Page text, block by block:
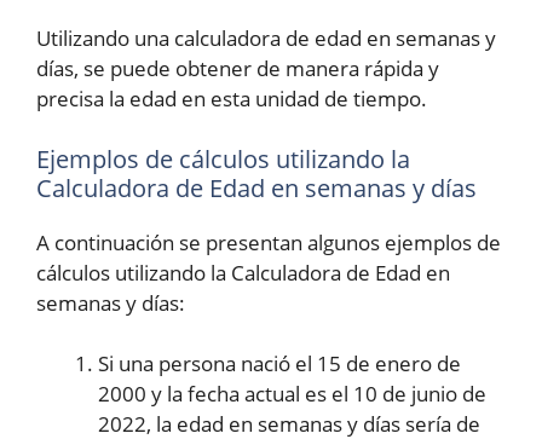
Utilizando una calculadora de edad en semanas y
días, se puede obtener de manera rápida y
precisa la edad en esta unidad de tiempo.
Ejemplos de cálculos utilizando la
Calculadora de Edad en semanas y días
A continuación se presentan algunos ejemplos de
cálculos utilizando la Calculadora de Edad en
semanas y días:
Si una persona nació el 15 de enero de
2000 y la fecha actual es el 10 de junio de
2022, la edad en semanas y días sería de